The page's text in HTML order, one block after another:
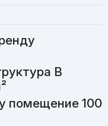
В
помещение 100